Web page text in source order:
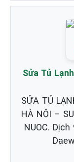
Sửa Tủ
SỬA TỦ
HÀ NỘI –
NUOC.